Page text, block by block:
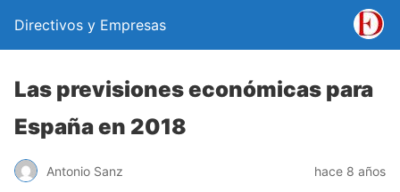
Directivos y Empresas
Las previsiones económicas para
España en 2018
Antonio Sanz hace 8 años